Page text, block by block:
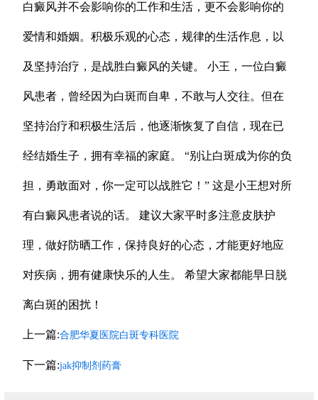
白癜风并不会影响你的工作和生活，更不会影响你的
爱情和婚姻。积极乐观的心态，规律的生活作息，以
及坚持治疗，是战胜白癜风的关键。 小王，一位白癜
风患者，曾经因为白斑而自卑，不敢与人交往。但在
坚持治疗和积极生活后，他逐渐恢复了自信，现在已
经结婚生子，拥有幸福的家庭。 “别让白斑成为你的负
担，勇敢面对，你一定可以战胜它！” 这是小王想对所
有白癜风患者说的话。 建议大家平时多注意皮肤护
理，做好防晒工作，保持良好的心态，才能更好地应
对疾病，拥有健康快乐的人生。 希望大家都能早日脱
离白斑的困扰！
上一篇:合肥华夏医院白斑专科医院
下一篇:jak抑制剂药膏